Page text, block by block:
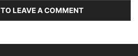
LEAVE A COMMENT